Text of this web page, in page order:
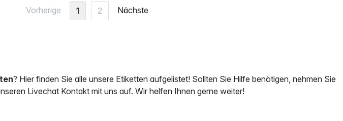
Vorherige 1 2 Nächste
? Hier finden Sie alle unsere Etiketten aufgelistet! Sollten Sie Hilfe benötigen, nehmen Sie
Livechat Kontakt mit uns auf. Wir helfen Ihnen gerne weiter!